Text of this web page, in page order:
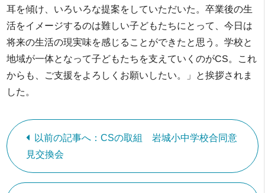
耳を傾け、いろいろな提案をしていただいた。卒業後の生
活をイメージするのは難しい子どもたちにとって、今日は
将来の生活の現実味を感じることができたと思う。学校と
地域が一体となって子どもたちを支えていくのがCS。これ
からも、ご支援をよろしくお願いしたい。」と挨拶されま
した。
以前の記事へ：CSの取組 岩城小中学校合同意
見交換会